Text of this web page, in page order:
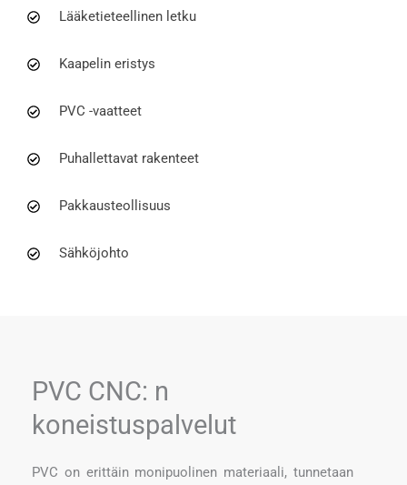
Lääketieteellinen letku
Kaapelin eristys
PVC -vaatteet
Puhallettavat rakenteet
Pakkausteollisuus
Sähköjohto
PVC CNC: n
koneistuspalvelut
PVC on erittäin monipuolinen materiaali, tunnetaan